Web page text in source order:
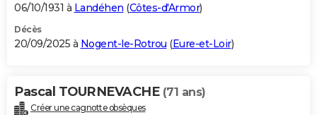
GUIDES D'ACHAT
BONS PLANS
Carte de Noël
Carte Bonne année
Carte Saint-Valentin
Carte Pâques
Carte d'anniversaire
DICTIONNAIRE
06/10/1931 à Landéhen (Côtes-d'Armor)
Décès
20/09/2025 à Nogent-le-Rotrou (Eure-et-Loir)
Pascal TOURNEVACHE (71 ans)
Créer une cagnotte obsèques